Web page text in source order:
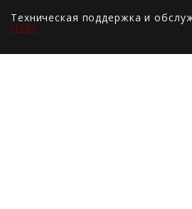
Техническая поддержка и
Нарт